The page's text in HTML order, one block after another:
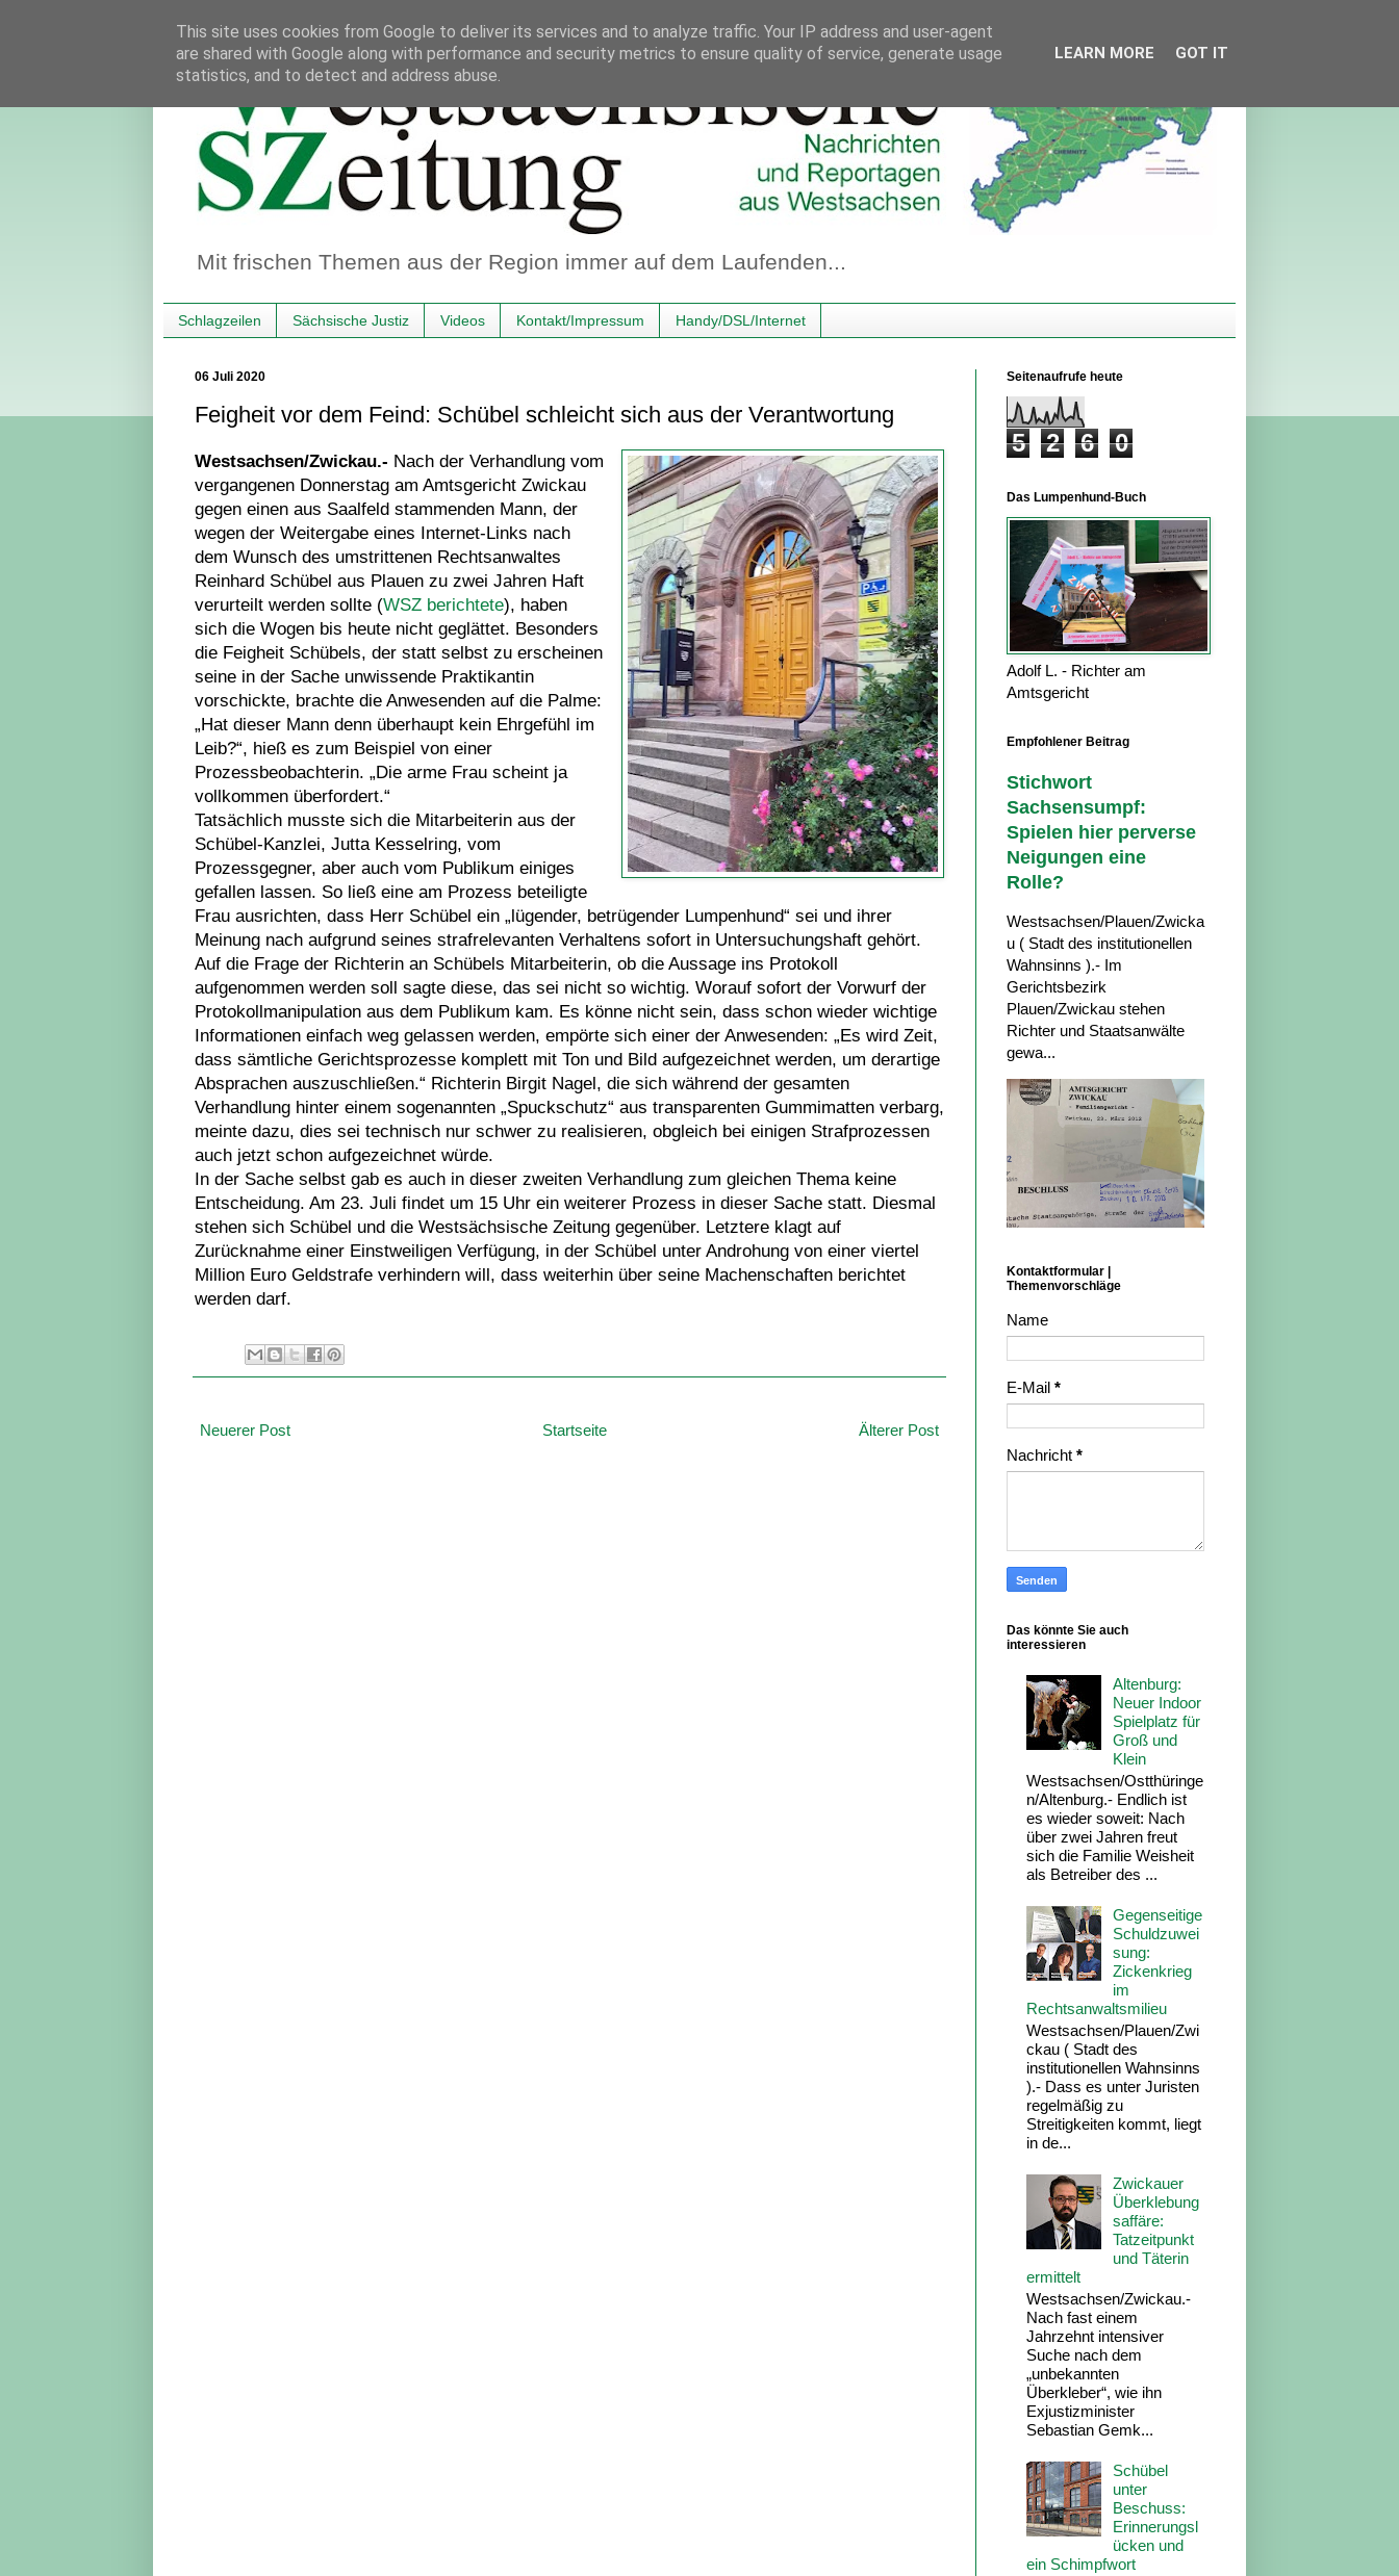
Mit frischen Themen aus der Region immer auf dem Laufenden...
Schlagzeilen Sächsische Justiz Videos Kontakt/Impressum Handy/DSL/Internet
06 Juli 2020
Feigheit vor dem Feind: Schübel schleicht sich aus der Verantwortung
Westsachsen/Zwickau.- Nach der Verhandlung vom
vergangenen Donnerstag am Amtsgericht Zwickau
gegen einen aus Saalfeld stammenden Mann, der
wegen der Weitergabe eines Internet-Links nach
dem Wunsch des umstrittenen Rechtsanwaltes
Reinhard Schübel aus Plauen zu zwei Jahren Haft
verurteilt werden sollte (WSZ berichtete), haben
sich die Wogen bis heute nicht geglättet. Besonders
die Feigheit Schübels, der statt selbst zu erscheinen
seine in der Sache unwissende Praktikantin
vorschickte, brachte die Anwesenden auf die Palme:
„Hat dieser Mann denn überhaupt kein Ehrgefühl im
Leib?“, hieß es zum Beispiel von einer
Prozessbeobachterin. „Die arme Frau scheint ja
vollkommen überfordert.“
Tatsächlich musste sich die Mitarbeiterin aus der
Schübel-Kanzlei, Jutta Kesselring, vom
Prozessgegner, aber auch vom Publikum einiges
gefallen lassen. So ließ eine am Prozess beteiligte
Frau ausrichten, dass Herr Schübel ein „lügender, betrügender Lumpenhund“ sei und ihrer
Meinung nach aufgrund seines strafrelevanten Verhaltens sofort in Untersuchungshaft gehört.
Auf die Frage der Richterin an Schübels Mitarbeiterin, ob die Aussage ins Protokoll
aufgenommen werden soll sagte diese, das sei nicht so wichtig. Worauf sofort der Vorwurf der
Protokollmanipulation aus dem Publikum kam. Es könne nicht sein, dass schon wieder wichtige
Informationen einfach weg gelassen werden, empörte sich einer der Anwesenden: „Es wird Zeit,
dass sämtliche Gerichtsprozesse komplett mit Ton und Bild aufgezeichnet werden, um derartige
Absprachen auszuschließen.“ Richterin Birgit Nagel, die sich während der gesamten
Verhandlung hinter einem sogenannten „Spuckschutz“ aus transparenten Gummimatten verbarg,
meinte dazu, dies sei technisch nur schwer zu realisieren, obgleich bei einigen Strafprozessen
auch jetzt schon aufgezeichnet würde.
In der Sache selbst gab es auch in dieser zweiten Verhandlung zum gleichen Thema keine
Entscheidung. Am 23. Juli findet um 15 Uhr ein weiterer Prozess in dieser Sache statt. Diesmal
stehen sich Schübel und die Westsächsische Zeitung gegenüber. Letztere klagt auf
Zurücknahme einer Einstweiligen Verfügung, in der Schübel unter Androhung von einer viertel
Million Euro Geldstrafe verhindern will, dass weiterhin über seine Machenschaften berichtet
werden darf.
Neuerer Post Älterer Post
Startseite
Seitenaufrufe heute
5 2 6 0
Das Lumpenhund-Buch
Adolf L. - Richter am
Amtsgericht
Empfohlener Beitrag
Stichwort
Sachsensumpf:
Spielen hier perverse
Neigungen eine
Rolle?
Westsachsen/Plauen/Zwicka
u ( Stadt des institutionellen
Wahnsinns ).- Im
Gerichtsbezirk
Plauen/Zwickau stehen
Richter und Staatsanwälte
gewa...
Kontaktformular |
Themenvorschläge
Name
E-Mail *
Nachricht *
Das könnte Sie auch
interessieren
Altenburg:
Neuer Indoor
Spielplatz für
Groß und
Klein
Westsachsen/Ostthüringe
n/Altenburg.- Endlich ist
es wieder soweit: Nach
über zwei Jahren freut
sich die Familie Weisheit
als Betreiber des ...
Gegenseitige
Schuldzuwei
sung:
Zickenkrieg
im
Rechtsanwaltsmilieu
Westsachsen/Plauen/Zwi
ckau ( Stadt des
institutionellen Wahnsinns
).- Dass es unter Juristen
regelmäßig zu
Streitigkeiten kommt, liegt
in de...
Zwickauer
Überklebung
saffäre:
Tatzeitpunkt
und Täterin
ermittelt
Westsachsen/Zwickau.-
Nach fast einem
Jahrzehnt intensiver
Suche nach dem
„unbekannten
Überkleber“, wie ihn
Exjustizminister
Sebastian Gemk...
Schübel
unter
Beschuss:
Erinnerungsl
ücken und
ein Schimpfwort
This site uses cookies from Google to deliver its services and to analyze traffic. Your IP address and user-agent
are shared with Google along with performance and security metrics to ensure quality of service, generate usage
statistics, and to detect and address abuse.
LEARN MORE GOT IT